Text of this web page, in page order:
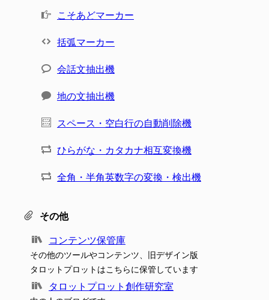
こそあどマーカー
括弧マーカー
会話文抽出機
地の文抽出機
スペース・空白行の自動削除機
ひらがな・カタカナ相互変換機
全角・半角英数字の変換・検出機
その他
コンテンツ保管庫
その他のツールやコンテンツ、旧デザイン版
タロットプロットはこちらに保管しています
タロットプロット創作研究室